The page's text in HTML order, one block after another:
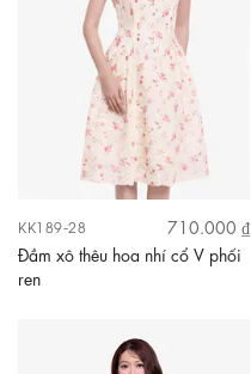
KK189-28
710.000 ₫
Đầm xô thêu hoa nhí cổ V phối
ren